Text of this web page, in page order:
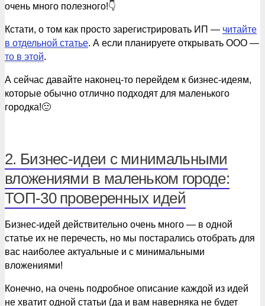
очень много полезного!👇
Кстати, о том как просто зарегистрировать ИП — читайте
в отдельной статье. А если планируете открывать ООО —
то в этой.
А сейчас давайте наконец-то перейдем к бизнес-идеям,
которые обычно отлично подходят для маленького
городка!🙂
2. Бизнес-идеи с минимальными
вложениями в маленьком городе:
ТОП-30 проверенных идей
Бизнес-идей действительно очень много — в одной
статье их не перечесть, но мы постарались отобрать для
вас наиболее актуальные и с минимальными
вложениями!
Конечно, на очень подробное описание каждой из идей
не хватит одной статьи (да и вам наверняка не будет